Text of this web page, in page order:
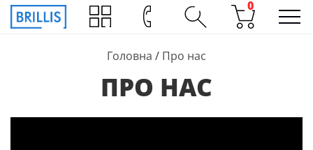
0
Головна / Про нас
ПРО НАС